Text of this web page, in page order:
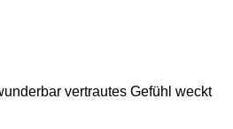
vertrautes Gefühl weckt